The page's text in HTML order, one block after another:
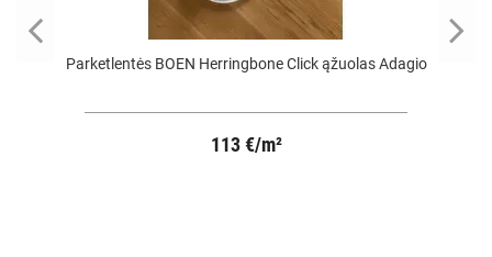
Parketlentės BOEN Herringbone Click ąžuolas Adagio
113 €/m²